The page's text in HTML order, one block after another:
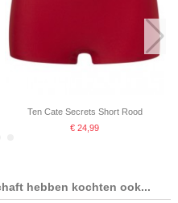
Ten Cate Secrets Short Rood
€ 24,99
hebben kochten ook...